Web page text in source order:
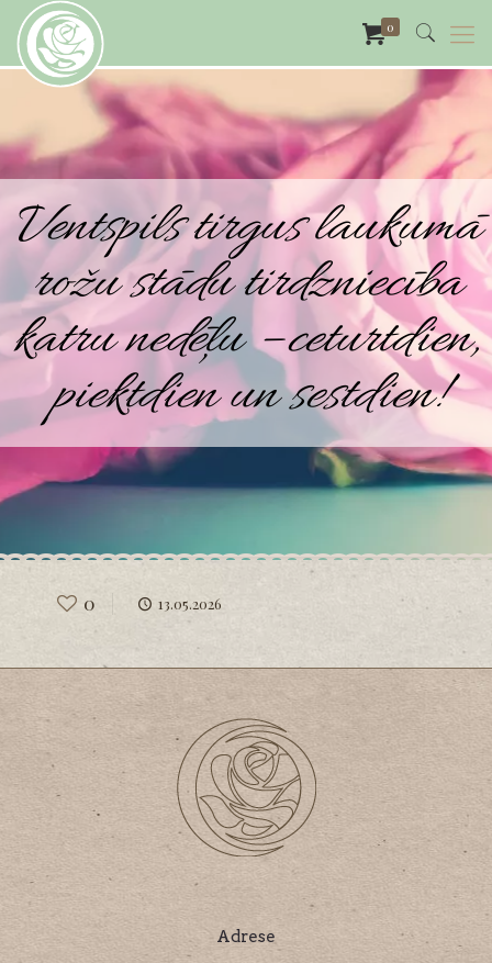
0
Ventspils tirgus laukumā
rožu stādu tirdzniecība
katru nedēļu – ceturtdien,
piektdien un sestdien!
0 13.05.2026
Adrese